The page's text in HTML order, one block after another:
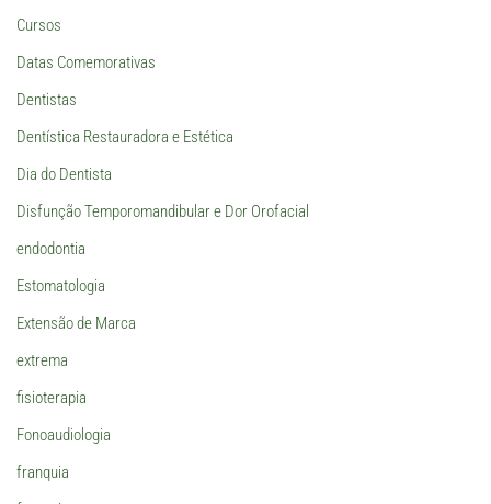
Cursos
Datas Comemorativas
Dentistas
Dentística Restauradora e Estética
Dia do Dentista
Disfunção Temporomandibular e Dor Orofacial
endodontia
Estomatologia
Extensão de Marca
extrema
fisioterapia
Fonoaudiologia
franquia